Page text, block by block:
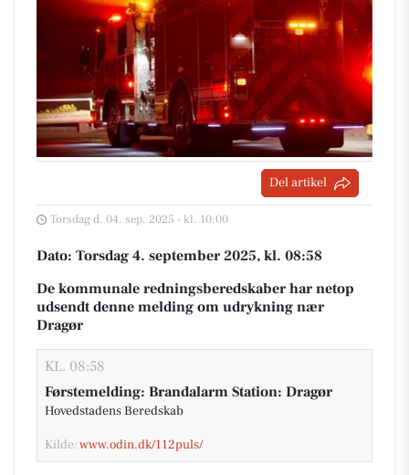
Del artikel
Torsdag d. 04. sep. 2025 - kl. 10:00
Dato: Torsdag 4. september 2025, kl. 08:58
De kommunale redningsberedskaber har netop
udsendt denne melding om udrykning nær
Dragør
KL. 08:58
Førstemelding: Brandalarm Station: Dragør
Hovedstadens Beredskab
Kilde:www.odin.dk/112puls/